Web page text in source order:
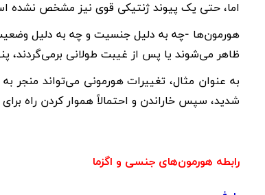
اما، حتی یک پیوند ژنتیکی قوی نیز مشخص نشده
هورمون‌ها -چه به دلیل جنسیت و چه به دلیل
ظاهر می‌شوند یا پس از غیبت طولانی برمی‌گردند،
به عنوان مثال، تغییرات هورمونی می‌تواند
شدید، سپس خاراندن و احتمالاً هموار کردن راه برای
رابطه هورمون‌های جنسی و اگزما